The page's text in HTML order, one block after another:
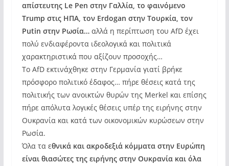
απίστευτης Le Pen στην Γαλλία, το φαινόμενο
Trump στις ΗΠΑ, τον Erdogan στην Τουρκία, τον
Putin στην Ρωσία…αλλά η περίπτωση του AfD έχει
πολύ ενδιαφέροντα ιδεολογικά και πολιτικά
χαρακτηριστικά που αξίζουν προσοχής…
Το AfD εκτινάχθηκε στην Γερμανία γιατί βρήκε
πρόσφορο πολιτικό έδαφος… πήρε θέσεις κατά της
πολιτικής των ανοικτών θυρών της Merkel και επίσης
πήρε απόλυτα λογικές θέσεις υπέρ της ειρήνης στην
Ουκρανία και κατά των οικονομικών κυρώσεων στην
Ρωσία.
Όλα τα εθνικά και ακροδεξιά κόμματα στην Ευρώπη
είναι θιασώτες της ειρήνης στην Ουκρανία και όλα